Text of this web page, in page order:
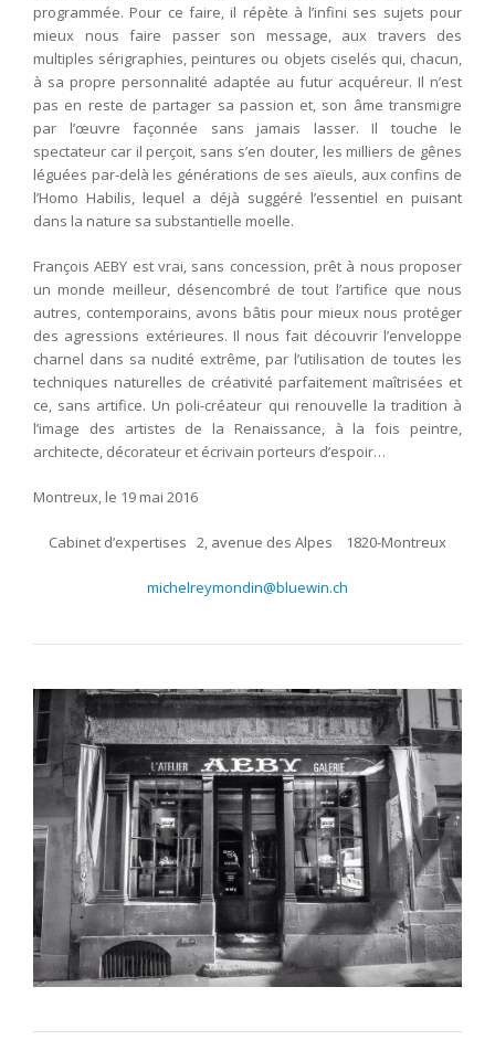
programmée. Pour ce faire, il répète à l’infini ses sujets pour
mieux nous faire passer son message, aux travers des
multiples sérigraphies, peintures ou objets ciselés qui, chacun,
à sa propre personnalité adaptée au futur acquéreur. Il n’est
pas en reste de partager sa passion et, son âme transmigre
par l’œuvre façonnée sans jamais lasser. Il touche le
spectateur car il perçoit, sans s’en douter, les milliers de gênes
léguées par-delà les générations de ses aïeuls, aux confins de
l’Homo Habilis, lequel a déjà suggéré l’essentiel en puisant
dans la nature sa substantielle moelle.
François AEBY est vrai, sans concession, prêt à nous proposer
un monde meilleur, désencombré de tout l’artifice que nous
autres, contemporains, avons bâtis pour mieux nous protéger
des agressions extérieures. Il nous fait découvrir l’enveloppe
charnel dans sa nudité extrême, par l’utilisation de toutes les
techniques naturelles de créativité parfaitement maîtrisées et
ce, sans artifice. Un poli-créateur qui renouvelle la tradition à
l’image des artistes de la Renaissance, à la fois peintre,
architecte, décorateur et écrivain porteurs d’espoir…
Montreux, le 19 mai 2016
Cabinet d’expertises 2, avenue des Alpes 1820-Montreux
michelreymondin@bluewin.ch